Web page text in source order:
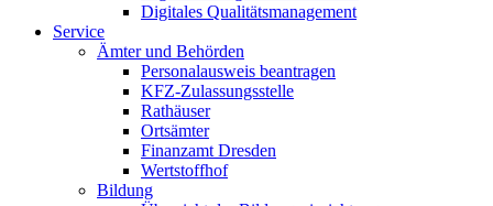
Digitales Qualitätsmanagement
Service
Ämter und Behörden
Personalausweis beantragen
KFZ-Zulassungsstelle
Rathäuser
Ortsämter
Finanzamt Dresden
Wertstoffhof
Bildung